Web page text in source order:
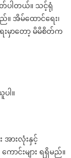
ပါတယ်။ သင့်ရုံ
။ အိမ်ထောင်ရေး၊
းမှာတော့ မိမိစိတ်က
ါ။
အားလုံးနှင့်
ာင်းများ ရရှိမည်။